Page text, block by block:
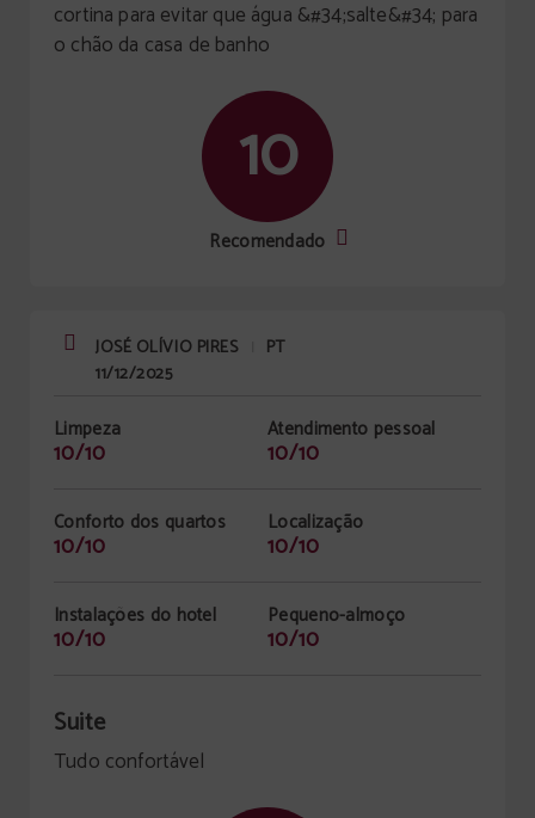
cortina para evitar que água &#34;salte&#34; para
o chão da casa de banho
10
Recomendado
JOSÉ OLÍVIO PIRES
PT
11/12/2025
Limpeza
10/10
Atendimento pessoal
10/10
Conforto dos quartos
10/10
Localização
10/10
Instalações do hotel
10/10
Pequeno-almoço
10/10
Suite
Tudo confortável